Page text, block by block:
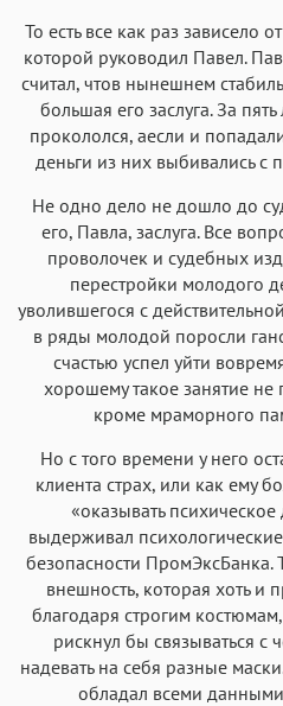
То есть все как раз зависело
которой руководил Павел.
считал, чтов нынешнем
большая его заслуга. За
прокололся, аесли и
деньги из них выбивались с
Не одно дело не дошло до
его, Павла, заслуга. Все
проволочек и судебных
перестройки молодого
уволившегося с
в ряды молодой поросли
счастью успел уйти
хорошему такое занятие не
кроме мраморного
Но с того времени у него
клиента страх, или как ему
«оказывать
выдерживал
безопасности ПромЭксБанка.
внешность, которая хоть и
благодаря строгим
рискнул бы связываться с
надевать на себя разные
обладал всеми